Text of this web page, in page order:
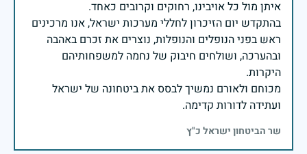
בהתקדש יום הזיכרון לחללי מערכות ישראל, אנו מרכינים
ראש בפני הנופלים והנופלות, נוצרים את זכרם באהבה
ובהערכה, ושולחים חיבוק של נחמה למשפחותיהם
מכוחם ולאורם נמשיך לבסס את ביטחונה של ישראל
ועתידה לדורות קדימה.
שר הביטחון ישראל כ"ץ